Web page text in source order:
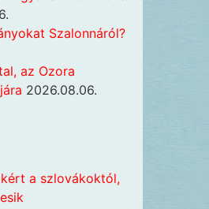
Szalonnáról?
az Ozora
2026.08.06.
a szlovákoktól,